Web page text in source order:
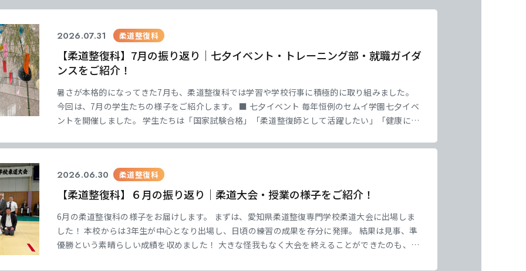
2026.07.31 柔道整復科
【柔道整復科】7月の振り返り｜七夕イベント・トレーニング部・就職ガイダ
ンスをご紹介！
暑さが本格的になってきた7月も、柔道整復科では学習や学校行事に積極的に取り組みました。
今回は、7月の学生たちの様子をご紹介します。 ■ 七夕イベント 毎年恒例のセムイ学園七夕イベ
ントを開催しました。 学生たちは「国家試験合格」「柔道整復師として活躍したい」「健康に過
いが集まり、学校全体が温かい雰囲気に包まれま
2026.06.30 柔道整復科
【柔道整復科】６月の振り返り｜柔道大会・授業の様子をご紹介！
6月の柔道整復科の様子をお届けします。 まずは、愛知県柔道整復専門学校柔道大会に出場しま
した！ 本校からは3年生が中心となり出場し、日頃の練習の成果を存分に発揮。 結果は見事、準
優勝という素晴らしい成績を収めました！ 大きな怪我もなく大会を終えることができたのも、選